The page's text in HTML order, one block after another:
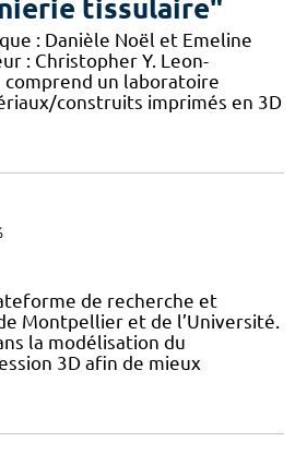
tissulaire"
: Danièle Noël et Emeline
: Christopher Y. Leon-
comprend un laboratoire
construits imprimés en 3D
de recherche et
Montpellier et de l’Université.
la modélisation du
3D afin de mieux